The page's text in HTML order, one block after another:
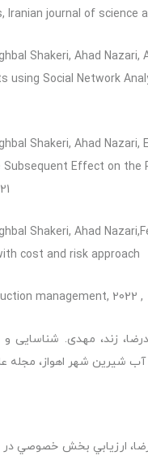
journal of science
Shakeri, Ahad
Social Network
Shakeri, Ahad
Effect on the
Shakeri, Ahad
cost and risk approach
, international journal of construction management, 2022.
زند، مهدی. شناسایی و
ارزيابي بخش خصوصي در